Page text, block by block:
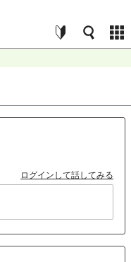
ログインして話してみる